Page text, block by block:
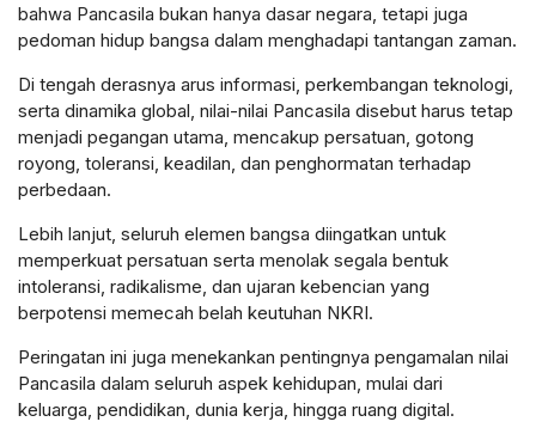
bahwa Pancasila bukan hanya dasar negara, tetapi juga
pedoman hidup bangsa dalam menghadapi tantangan zaman.
Di tengah derasnya arus informasi, perkembangan teknologi,
serta dinamika global, nilai-nilai Pancasila disebut harus tetap
menjadi pegangan utama, mencakup persatuan, gotong
royong, toleransi, keadilan, dan penghormatan terhadap
perbedaan.
Lebih lanjut, seluruh elemen bangsa diingatkan untuk
memperkuat persatuan serta menolak segala bentuk
intoleransi, radikalisme, dan ujaran kebencian yang
berpotensi memecah belah keutuhan NKRI.
Peringatan ini juga menekankan pentingnya pengamalan nilai
Pancasila dalam seluruh aspek kehidupan, mulai dari
keluarga, pendidikan, dunia kerja, hingga ruang digital.